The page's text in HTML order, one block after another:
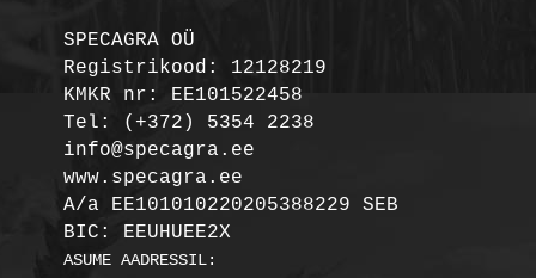
SPECAGRA OÜ
Registrikood: 12128219
KMKR nr: EE101522458
Tel: (+372) 5354 2238
info@specagra.ee
A/a EE101010220205388229 SEB
BIC: EEUHUEE2X
ASUME AADRESSIL: